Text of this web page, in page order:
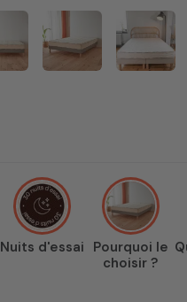
Nuits d'essai Pourquoi le
choisir ?